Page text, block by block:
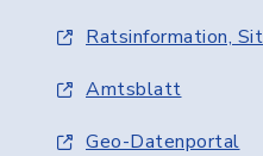
Ratsinformation,
Amtsblatt
Geo-Datenportal